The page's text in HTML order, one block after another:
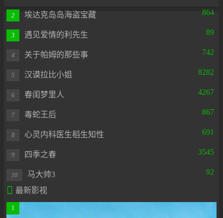
2 埃达克岛岛海盗宝藏 864
3 遇见爱情的利先生 89
4 关于帕姆的那些事 742
5 汉谟拉比小姐 8282
6 春闺梦里人 4267
7 毒蛇王后 867
8 心灵内科医生稻生知性 691
9 四季之春 3545
10 马大帅3 92
 最新影视
1